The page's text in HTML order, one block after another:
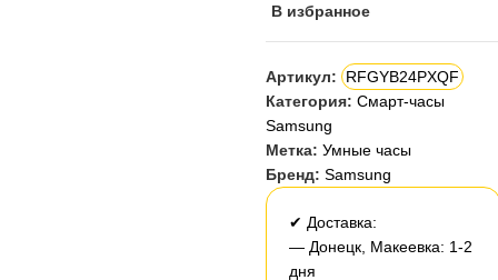
В избранное
Артикул:
RFGYB24PXQF
Категория: Смарт-часы
Samsung
Метка: Умные часы
Бренд: Samsung
✔ Доставка:
— Донецк, Макеевка: 1-2
дня